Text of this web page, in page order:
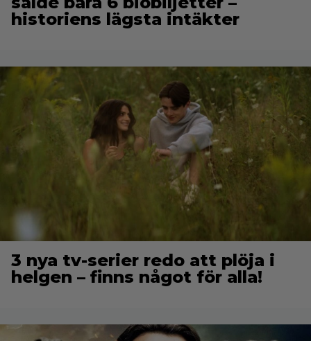
historiens lägsta intäkter
3 nya tv-serier redo att plöja i
helgen – finns något för alla!